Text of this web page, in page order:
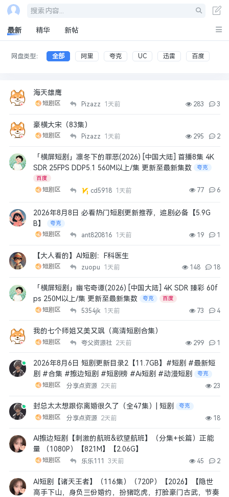
搜索内容...
最新 精华 新帖
网盘类型： 全部 阿里 夸克 UC 迅雷 百度
海天雄鹰
短剧区 Pizazz 1天前 283 3
豪横大宋（83集）
短剧区 Pizazz 1天前 295 2
「横屏短剧」凛冬下的罪恶(2026) [中国大陆] 首播8集 4K
SDR 25FPS DDP5.1 560M以上/集 更新至最新集数
夸克
百度
短剧区 cd5918 1天前 77 6
2026年8月8日 必看热门短剧更新推荐，追剧必备【5.9G
B】
夸克
短剧区 ant820816 1天前 19 1
【大人看的】AI短剧：F科医生
短剧区 zuopu 1天前 148 18
「横屏短剧」幽宅奇谭(2026) [中国大陆] 4K SDR 臻彩 60f
ps 250M以上/集 更新至最新集数
夸克 百度
短剧区 5354jk 1天前 73 4
我的七个师姐又美又飒（高清短剧合集）
短剧区 夸父资源社 2天前 299 1
2026年8月6日 短剧更新目录2【11.7GB】#短剧 #最新短
剧 #合集 #擦边短剧 #短剧榜 #Ai短剧 #动漫短剧
夸克
短剧区 分享点资源 2天前 23
封总太太想跟你离婚很久了（全47集）| 短剧 夸克
短剧区 分享点资源 2天前 18
AI擦边短剧【刺激的航班&欲望航班】（分集+长篇）正能
量 （1080P）【821M】【2.06G】
短剧区 乐乐111 3天前 45 2
AI短剧【诸天王者】（116集）（720P）【2026】【隐世
高手下山，身负三份婚约，扮猪吃虎，打脸豪门古武，节奏